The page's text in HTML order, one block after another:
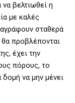
βελτιωθεί η
με καλές
σταθερά
θα προβλέπονται
έχει την
πόρους, το
να μην μένει